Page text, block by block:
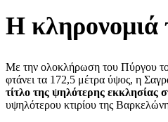
Η κληρονομιά
Με την ολοκλήρωση του Πύργου
φτάνει τα 172,5 μέτρα ύψος, η
τίτλο της ψηλότερης εκκλησίας
υψηλότερου κτιρίου της